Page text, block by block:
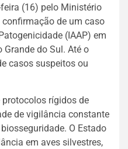
(16) pelo Ministério
de um caso
(IAAP) em
do Sul. Até o
casos suspeitos ou
protocolos rígidos de
de vigilância constante
O Estado
em aves silvestres,